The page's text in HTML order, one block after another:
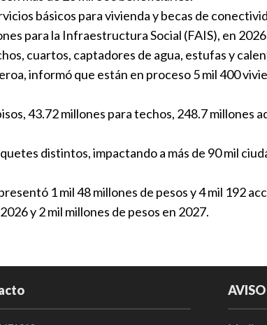
Sin
básicos para vivienda y becas de
para la Infraestructura Social (FAIS), en
cuartos, captadores de agua, estufas y
informó que están en proceso 5 mil 400
43.72 millones para techos, 248.7 millones
distintos, impactando a más de 90 mil
1 mil 48 millones de pesos y 4 mil 192
y 2 mil millones de pesos en 2027.